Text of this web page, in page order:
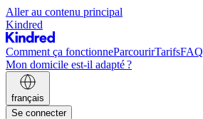
Aller au contenu principal
Kindred
Comment ça fonctionneParcourirTarifsFAQ
Mon domicile est-il adapté ?
français
Se connecter